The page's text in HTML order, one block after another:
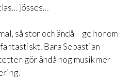
jösses…
så stor och ändå – ge honom
Bara Sebastian
gör ändå nog musik mer